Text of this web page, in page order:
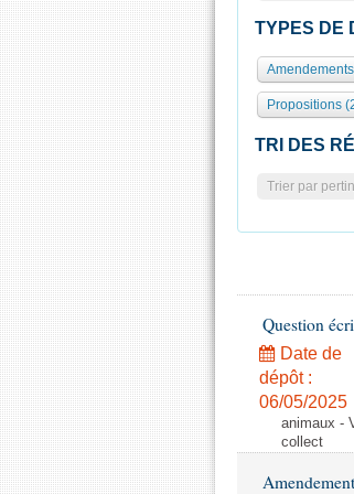
TYPES DE
Propositions
TRI DES
Trier par
Question
Date de
dépôt :
06/05/2025
animaux -
collect